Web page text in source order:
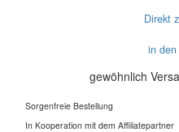
Direkt
in den
gewöhnlich
Sorgenfreie Bestellung
In Kooperation mit dem Affiliatepartner